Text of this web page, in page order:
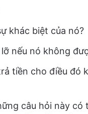
khác biệt của nó?
nếu nó không
tiền cho điều đó
câu hỏi này